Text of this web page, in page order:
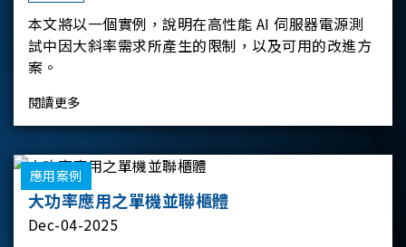
本文將以一個實例，說明在高性能 AI 伺服器電源測
試中因大斜率需求所產生的限制，以及可用的改進方
案。
閱讀更多
應用案例
大功率應用之單機並聯櫃體
Dec-04-2025